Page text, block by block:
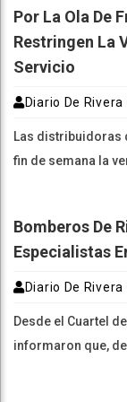
Por La Ola De
Restringen La
Servicio
Diario De Rivera
Las distribuidoras
fin de semana la
Bomberos De
Especialistas
Diario De Rivera
Desde el Cuartel
informaron que,